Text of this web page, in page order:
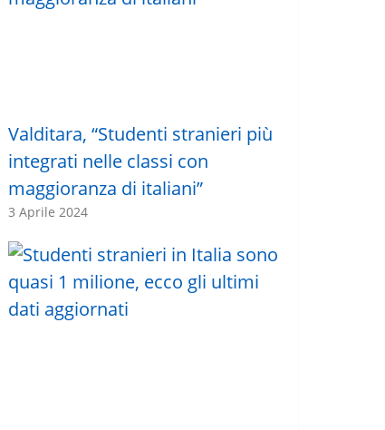
Valditara, “Studenti stranieri più
integrati nelle classi con
maggioranza di italiani”
3 Aprile 2024